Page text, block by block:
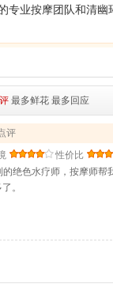
业按摩团队和清幽
最多鲜花 最多回应
评
性价比
绝色水疗师，按摩师
。